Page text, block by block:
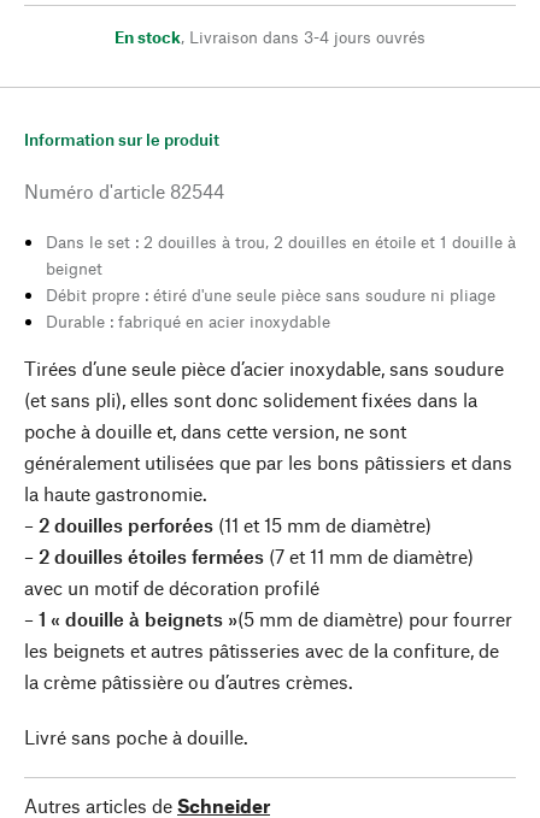
En stock, Livraison dans 3-4 jours ouvrés
Information sur le produit
Numéro d'article 82544
Dans le set : 2 douilles à trou, 2 douilles en étoile et 1 douille à
beignet
Débit propre : étiré d'une seule pièce sans soudure ni pliage
Durable : fabriqué en acier inoxydable
Tirées d’une seule pièce d’acier inoxydable, sans soudure
(et sans pli), elles sont donc solidement fixées dans la
poche à douille et, dans cette version, ne sont
généralement utilisées que par les bons pâtissiers et dans
la haute gastronomie.
– 2 douilles perforées (11 et 15 mm de diamètre)
– 2 douilles étoiles fermées (7 et 11 mm de diamètre)
avec un motif de décoration profilé
– 1 « douille à beignets »(5 mm de diamètre) pour fourrer
les beignets et autres pâtisseries avec de la confiture, de
la crème pâtissière ou d’autres crèmes.
Livré sans poche à douille.
Autres articles de Schneider